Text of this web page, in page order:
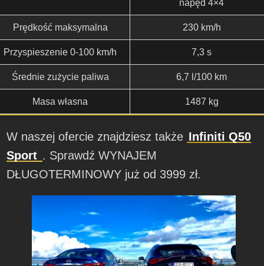
napęd 4×4
Prędkość maksymalna 230 km/h
Przyspieszenie 0-100 km/h 7,3 s
Średnie zużycie paliwa 6,7 l/100 km
Masa własna 1487 kg
W naszej ofercie znajdziesz także Infiniti Q50
Sport . Sprawdź WYNAJEM
DŁUGOTERMINOWY już od 3999 zł.